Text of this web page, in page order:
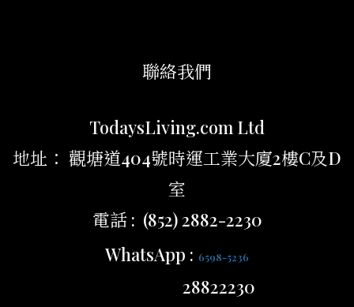
聯絡我們
TodaysLiving.com Ltd
地址： 觀塘道404號時運工業大廈2樓C及D
室
電話 : (852) 2882-2230
WhatsApp : 6598-5236
28822230